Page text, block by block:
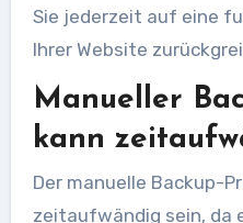
Sie jederzeit auf eine
Ihrer Website
Manueller
kann
Der manuelle Backup-
zeitaufwändig sein, da